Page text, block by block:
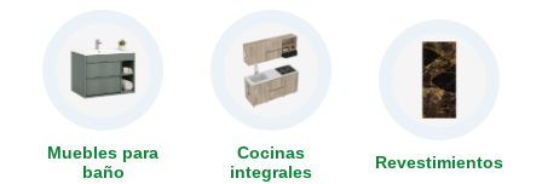
Muebles para
baño
Cocinas
integrales
Revestimientos